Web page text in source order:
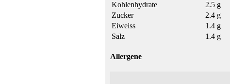
Kohlenhydrate
2.5 g
Zucker
2.4 g
Eiweiss
1.4 g
Salz
1.4 g
Allergene